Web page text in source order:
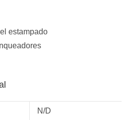
estampado
N/D